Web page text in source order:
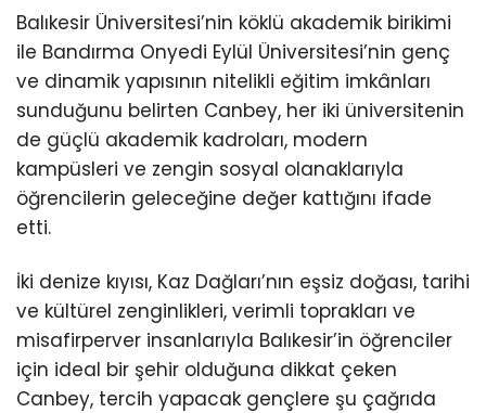
Balıkesir Üniversitesi’nin köklü akademik birikimi
ile Bandırma Onyedi Eylül Üniversitesi’nin genç
ve dinamik yapısının nitelikli eğitim imkânları
sunduğunu belirten Canbey, her iki üniversitenin
de güçlü akademik kadroları, modern
kampüsleri ve zengin sosyal olanaklarıyla
öğrencilerin geleceğine değer kattığını ifade
etti.
İki denize kıyısı, Kaz Dağları’nın eşsiz doğası, tarihi
ve kültürel zenginlikleri, verimli toprakları ve
misafirperver insanlarıyla Balıkesir’in öğrenciler
için ideal bir şehir olduğuna dikkat çeken
Canbey, tercih yapacak gençlere şu çağrıda